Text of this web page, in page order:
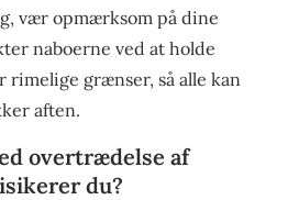
vær opmærksom på dine
naboerne ved at holde
rimelige grænser, så alle kan
aften.
overtrædelse af
du?